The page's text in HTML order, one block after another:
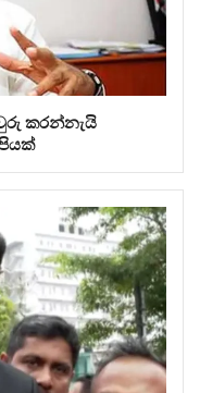
කරන්නැයි